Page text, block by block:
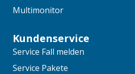
Multimonitor
Kundenservice
Service Fall melden
Service Pakete